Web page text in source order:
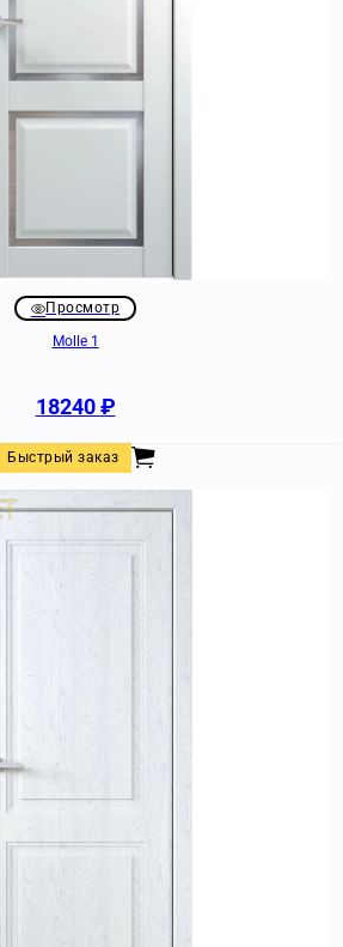
Просмотр
Molle 1
18240₽
Быстрый заказ